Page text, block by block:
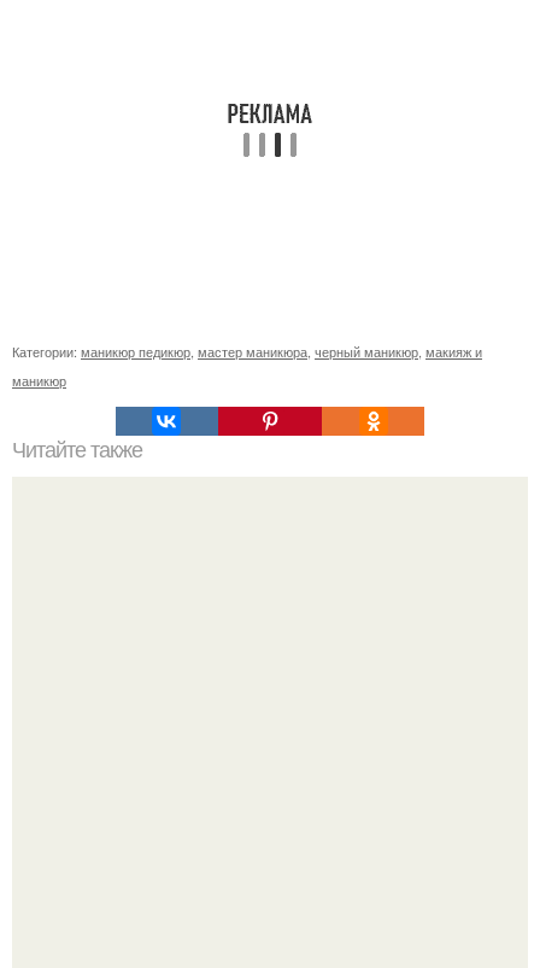
Категории: маникюр педикюр мастер маникюра черный маникюр макияж и
маникюр
Читайте также